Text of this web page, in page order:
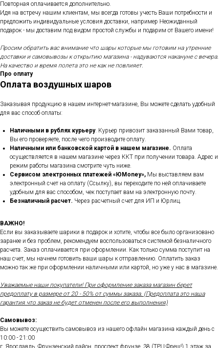
Повторная оплачивается дополнительно.
Идя на встречу нашим клиентам, мы всегда готовы учесть Ваши потребности и
предложить индивидуальные условия доставки, например Неожиданный
подарок - мы доставим под видом простой службы и подарим от Вашего имени!
Просим обратить вас внимание что шары которые мы готовим на утренние
доставки и самовывозы к открытию магазина - надуваются накануне с вечера.
На качество и время полета это не как не повлияет.
Про оплату
Оплата воздушных шаров
Заказывая продукцию в нашем интернет-магазине, Вы можете сделать удобный
для вас способ оплаты:
Наличными в рублях курьеру. Курьер привозит заказанный Вами товар,
Вы его проверяете, после чего производите оплату.
Наличными или банковской картой в нашем магазине. Оплата
осуществляется в нашем магазине через ККТ при получении товара. Адрес и
режим работы магазина смотрите чуть ниже.
Сервисом электронных платежей «ЮMoney», Мы выставляем вам
электронный счет на оплату (Ссылку), вы переходите по ней оплачиваете
удобным для вас способом, чек поступает вам на электронную почту.
Безналичный расчет. Через расчетный счет для ИП и Юрлиц.
ВАЖНО!
Если вы заказываете шарики в подарок и хотите, чтобы все было организовано
заранее и без проблем, рекомендуем воспользоваться системой безналичного
расчета. Заказ оплачивается при оформлении. Как только сумма поступит на
наш счет, мы начнем готовить ваши шары к отправлению. Оплатить заказ
можно так же при оформлении наличными или картой, но уже у нас в магазине.
Уважаемые наши покупатели! При оформление заказа магазин берет
предоплату в размере от 20 - 50% от суммы заказа. (Предоплата это наша
гарантия что заказ не будет отменен после его выполнения)
Самовывоз:
Вы можете осуществить самовывоз из нашего офлайн магазина каждый день с
10:00 - 21:00